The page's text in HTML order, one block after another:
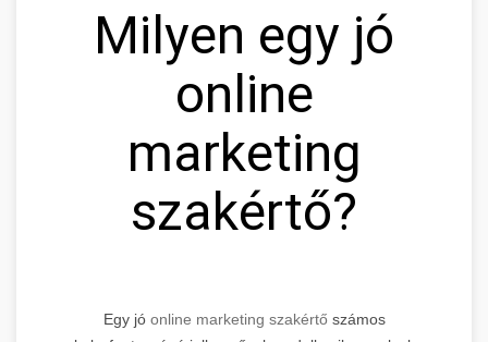
Milyen egy jó
online
marketing
szakértő?
Egy jó online marketing szakértőszámos